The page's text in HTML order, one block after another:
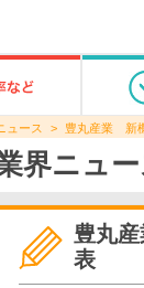
ュース 豊丸産業 新
界ニュー
豊丸
表